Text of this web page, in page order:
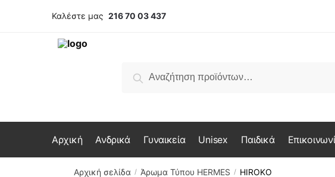
Καλέστε μας 216 70 03 437
για:
Αναζήτηση
Αρχική Ανδρικά Γυναικεία Unisex Παιδικά
Αρχική σελίδα / Άρωμα Τύπου HERMES / HIROKO